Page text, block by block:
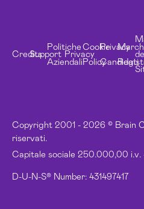
Copyright 2001 - 2026 © Brain
riservati.
Capitale sociale 250.000,00 i.v.
D-U-N-S® Number: 431497417
CreditsSupport
Politiche
Aziendali
Privacy
Cookie
Policy
Privacy
Candidati
del